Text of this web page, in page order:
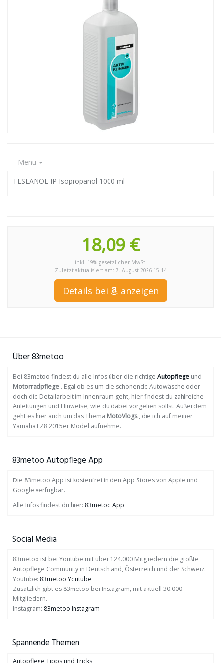
Menu
TESLANOL IP Isopropanol 1000 ml
18,09 €
inkl. 19% gesetzlicher MwSt.
Zuletzt aktualisiert am: 7. August 2026 15:14
Details bei anzeigen
Über 83metoo
Bei 83metoo findest du alle Infos über die richtige Autopflege und
Motorradpflege . Egal ob es um die schonende Autowäsche oder
doch die Detailarbeit im Innenraum geht, hier findest du zahlreiche
Anleitungen und Hinweise, wie du dabei vorgehen sollst. Außerdem
geht es hier auch um das Thema MotoVlogs, die ich auf meiner
Yamaha FZ8 2015er Model aufnehme.
83metoo Autopflege App
Die 83metoo App ist kostenfrei in den App Stores von Apple und
Google verfügbar.
Alle Infos findest du hier: 83metoo App
Social Media
83metoo ist bei Youtube mit über 124.000 Mitgliedern die größte
Autopflege Community in Deutschland, Österreich und der Schweiz.
Youtube: 83metoo Youtube
Zusätzlich gibt es 83metoo bei Instagram, mit aktuell 30.000
Mitgliedern.
Instagram: 83metoo Instagram
Spannende Themen
Autopflege Tipps und Tricks